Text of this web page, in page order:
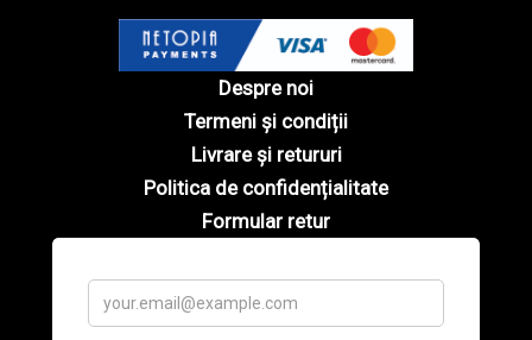
Despre noi
Termeni și condiții
Livrare și retururi
Politica de confidențialitate
Formular retur